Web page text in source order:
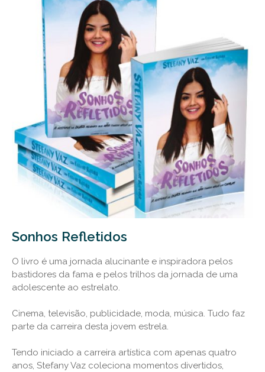
Sonhos Refletidos
O livro é uma jornada alucinante e inspiradora pelos
bastidores da fama e pelos trilhos da jornada de uma
adolescente ao estrelato.
Cinema, televisão, publicidade, moda, música. Tudo faz
parte da carreira desta jovem estrela.
Tendo iniciado a carreira artística com apenas quatro
anos, Stefany Vaz coleciona momentos divertidos,